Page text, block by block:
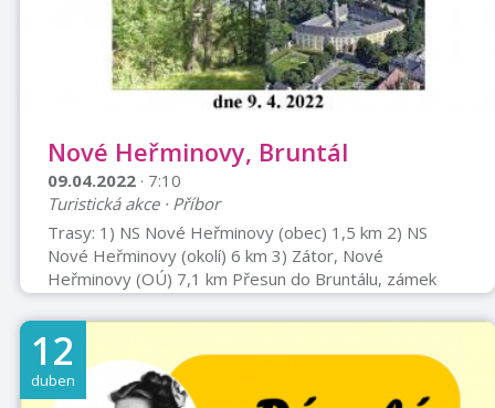
Nové Heřminovy, Bruntál
09.04.2022 · 7:10
Turistická akce · Příbor
Trasy: 1) NS Nové Heřminovy (obec) 1,5 km 2) NS
Nové Heřminovy (okolí) 6 km 3) Zátor, Nové
Heřminovy (OÚ) 7,1 km Přesun do Bruntálu, zámek
předpoklad ve 12::00 hod 4) Zátor, Bruntál 15,7 km
Odjezd: 6:55 hod Kopřivnice u KB, 7:10 hod Příbor U
Tatry, 7:15 Příbor u sokolovny 7:30 hod Nový Jičín -Lidl
Předpokládaný návrat: do 18 hod. Cena: doprava
autobusem a mapa do dvojce člen KČT ostatní dospělý
12
duben